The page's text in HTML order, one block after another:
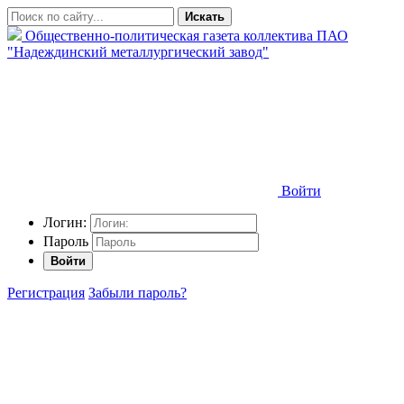
Искать
Общественно-политическая газета коллектива ПАО
"Надеждинский металлургический завод"
Войти
Логин:
Пароль
Войти
Регистрация Забыли пароль?